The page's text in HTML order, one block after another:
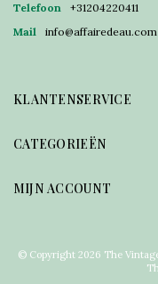
Telefoon
+31204220411
Mail
info@affairedeau.com
KLANTENSERVICE
CATEGORIEËN
MIJN ACCOUNT
© Copyright 2026 The